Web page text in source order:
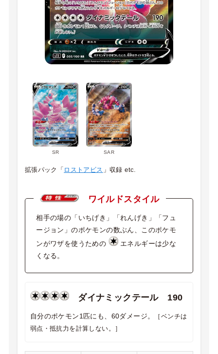
SR SAR
拡張パック「 ロストアビス 」収録 etc.
ワイルドスタイル
相手の場の「いちげき」「れんげき」「フュ
ージョン」のポケモンの数ぶん、このポケモ
ンがワザを使うための
エネルギーは少な
くなる。
ダイナミックテール 190
自分のポケモン1匹にも、60ダメージ。
［ベンチは
弱点・抵抗力を計算しない。］